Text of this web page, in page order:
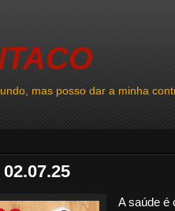
mas posso dar a minha
A saúde é